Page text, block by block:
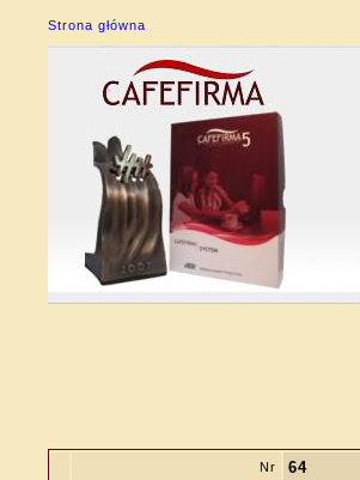
Strona główna
Nr 64